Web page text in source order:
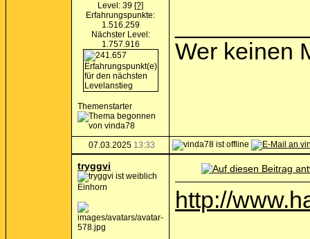
Level: 39 [?]
Erfahrungspunkte:
1.516.259
Nächster Level:
1.757.916
Themenstarter
Wer keinen
07.03.2025 13:33
tryggvi
Einhorn http://